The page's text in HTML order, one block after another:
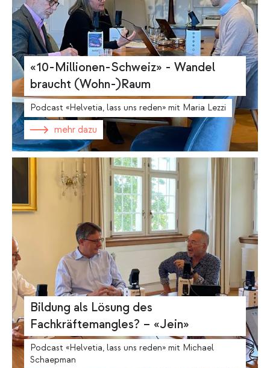
«10-Millionen-Schweiz» - Wandel
braucht (Wohn-)Raum
Podcast «Helvetia, lass uns reden» mit Maria Lezzi
mehr dazu
Bildung als Lösung des
Fachkräftemangles? – «Jein»
Podcast «Helvetia, lass uns reden» mit Michael
Schaepman